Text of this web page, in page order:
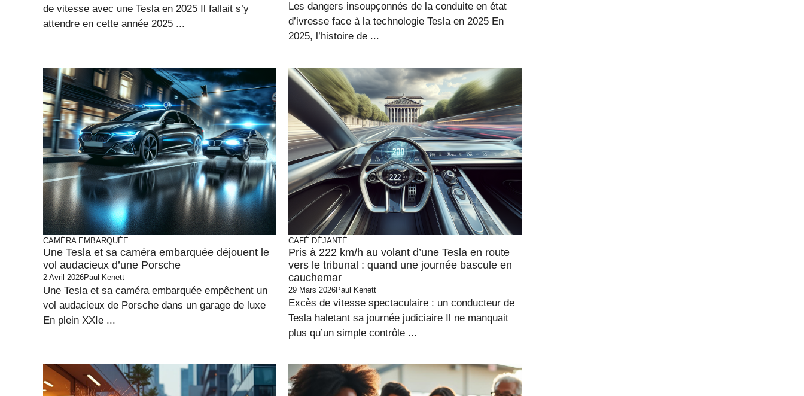
de vitesse avec une Tesla en 2025 Il fallait s’y
attendre en cette année 2025 ...
Les dangers insoupçonnés de la conduite en état
d’ivresse face à la technologie Tesla en 2025 En
2025, l’histoire de ...
CAMÉRA EMBARQUÉE
Une Tesla et sa caméra embarquée déjouent le
vol audacieux d’une Porsche
2 Avril 2026Paul Kenett
Une Tesla et sa caméra embarquée empêchent un
vol audacieux de Porsche dans un garage de luxe
En plein XXIe ...
CAFÉ DÉJANTÉ
Pris à 222 km/h au volant d’une Tesla en route
vers le tribunal : quand une journée bascule en
cauchemar
29 Mars 2026Paul Kenett
Excès de vitesse spectaculaire : un conducteur de
Tesla haletant sa journée judiciaire Il ne manquait
plus qu’un simple contrôle ...